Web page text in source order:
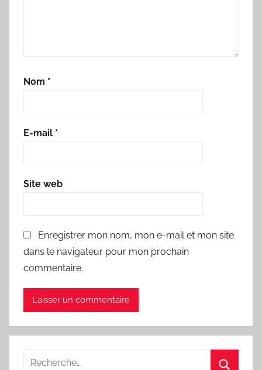
Nom *
E-mail *
Site web
Enregistrer mon nom, mon e-mail et mon site
dans le navigateur pour mon prochain
commentaire.
Recherche